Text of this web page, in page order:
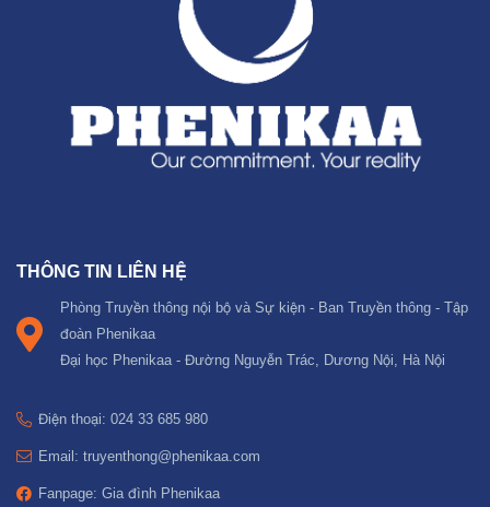
THÔNG TIN LIÊN HỆ
Phòng Truyền thông nội bộ và Sự kiện - Ban Truyền thông - Tập
đoàn Phenikaa
Đại học Phenikaa - Đường Nguyễn Trác, Dương Nội, Hà Nội
Điện thoại: 024 33 685 980
Email: truyenthong@phenikaa.com
Fanpage: Gia đình Phenikaa